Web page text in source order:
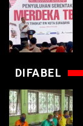
DIFABEL